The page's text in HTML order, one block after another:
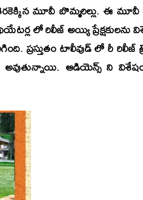
మూవీ బొమ్మరిల్లు. ఈ
లో రిలీజ్ అయ్యి ప్రేక్షకులను
ప్రస్తుతం టాలీవుడ్ లో రీ రిలీజ్
అవుతున్నాయి. ఆడియెన్స్ ని